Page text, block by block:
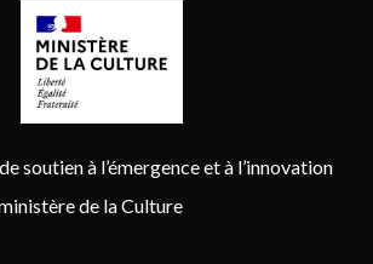
soutien à l’émergence et à l’innovation
de la Culture